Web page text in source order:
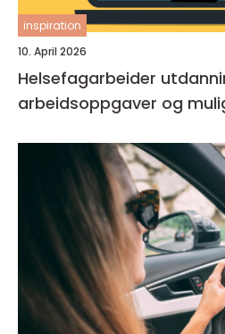
inspiration
10. April 2026
Helsefagarbeider utdanning,
arbeidsoppgaver og